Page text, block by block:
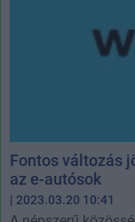
Fontos változás
az e-autósok
| 2023.03.20 10:41